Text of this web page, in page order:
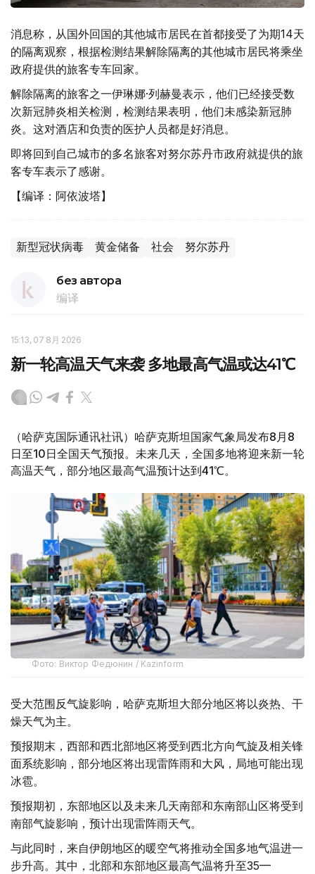
消息称，从国外回国的其他城市居民在首都接受了为期14天
的隔离观察，根据检测结果解除隔离的其他城市居民将乘坐
政府提供的旅客专车回家。
解除隔离的旅客之一伊琳娜·列赫曼表示，他们已经接受数
次新冠肺炎相关检测，检测结果表明，他们未感染新冠肺
炎。这对酒店和负责的医护人员都是好消息。
即将回到自己城市的多名旅客对努尔苏丹市政府就提供的旅
客专车表示了感谢。
【编译：阿依波塔】
新型冠状病毒 黄金储备 社会 努尔苏丹
без автора
编译
15:13, 07 8月 2026
新一轮高温天气来袭 多地最高气温或达41℃
（哈萨克国际通讯社讯）哈萨克斯坦国家气象局发布8月8
日至10日全国天气预报。未来几天，全国多地将迎来新一轮
高温天气，部分地区最高气温预计达到41℃。
Фото: Виктор Федюнин / Kazinform
受大范围反气旋影响，哈萨克斯坦大部分地区将以炎热、干
燥天气为主。
预报期末，西部和西北部地区将受到西北方向气旋及相关锋
面系统影响，部分地区将出现雷阵雨和大风，局地可能出现
冰雹。
预报期初，东部地区以及未来几天南部和东南部山区将受到
南部气旋影响，预计出现雷阵雨天气。
与此同时，来自伊朗地区的暖空气将推动全国多地气温进一
步升高。其中，北部和东部地区最高气温将升至35—